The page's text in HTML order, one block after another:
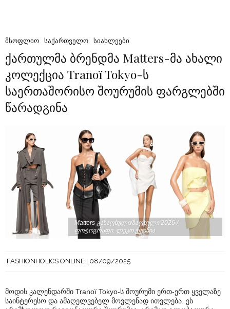
ᲛᲡᲝᲤᲚᲘᲝ ᲡᲐᲥᲐᲠᲗᲕᲔᲚᲝ ᲡᲘᲐᲮᲚᲔᲔᲑᲘ
ქართულმა ბრენდმა Matters-მა ახალი
კოლექცია Tranoï Tokyo-ს
საერთაშორისო შოურუმის ფარგლებში
წარადგინა
Matters გაზაფხული/ზაფხული 2026 /
ფოტოგრაფი: ლეკო ჭყონია
FASHIONHOLICS ONLINE 08/09/2025
მოდის კალენდარში Tranoï Tokyo-ს შოურუმი ერთ-ერთ ყველაზე
საინტერესო და ამაღელვებელ მოვლენად ითვლება. ეს